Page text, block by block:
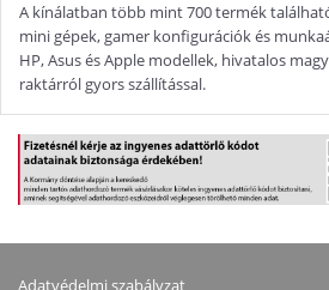
A kínálatban több mint 700 termék
mini gépek, gamer konfigurációk és
HP, Asus és Apple modellek, hivatalos
raktárról gyors szállítással.
Adatvédelmi szabályzat